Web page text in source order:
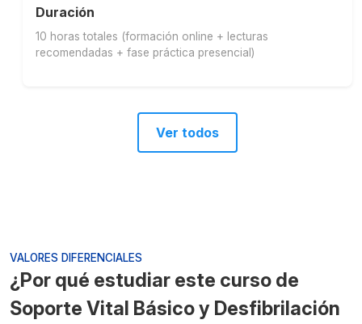
Duración
10 horas totales (formación online + lecturas
recomendadas + fase práctica presencial)
Ver todos
VALORES DIFERENCIALES
¿Por qué estudiar este curso de
Soporte Vital Básico y Desfibrilación